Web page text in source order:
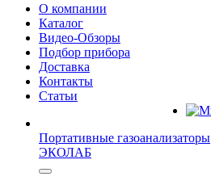
О компании
Каталог
Видео-Обзоры
Подбор прибора
Доставка
Контакты
Статьи
Портативные газоанализаторы
ЭКОЛАБ